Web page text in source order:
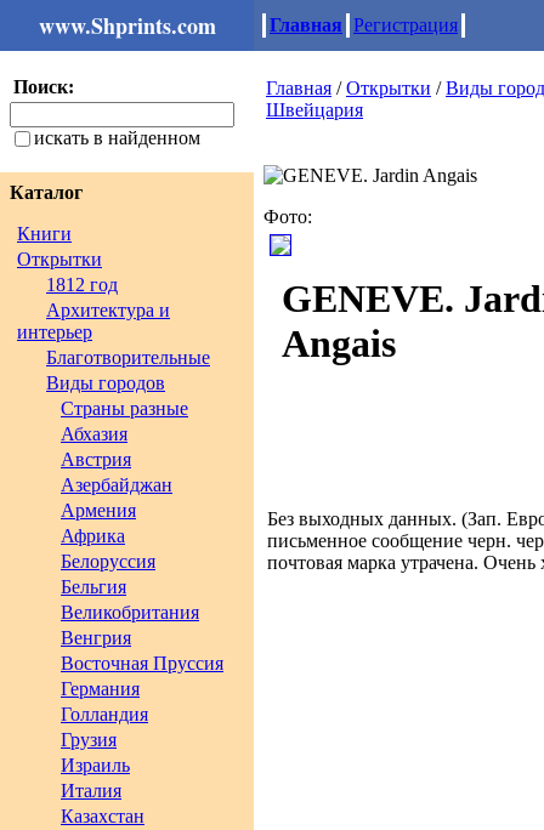
www.Shprints.com Главная Регистрация
Поиск:
искать в найденном
Каталог
Книги
Открытки
1812 год
Архитектура и
интерьер
Благотворительные
Виды городов
Страны разные
Абхазия
Австрия
Азербайджан
Армения
Африка
Белоруссия
Бельгия
Великобритания
Венгрия
Восточная Пруссия
Германия
Голландия
Грузия
Израиль
Италия
Казахстан
Главная /Открытки /Виды
Швейцария
Фото:
GENEVE.
Angais
Без выходных данных. (Зап.
письменное сообщение черн.
почтовая марка утрачена. Очень